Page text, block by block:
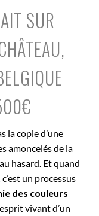
SUR
la copie d’une
amoncelés de la
hasard. Et quand
c’est un processus
des couleurs
vivant d’un